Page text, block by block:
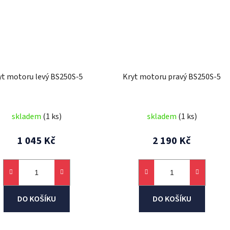
motoru levý BS250S-5
skladem (1 ks)
1 045 Kč
DO KOŠÍKU
Kryt motoru pravý BS250S-5
skladem (1 ks)
2 190 Kč
DO KOŠÍKU